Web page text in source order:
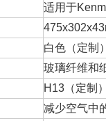
适用于
白色（定制）
玻璃纤维和
H13（定制）
减少空气中